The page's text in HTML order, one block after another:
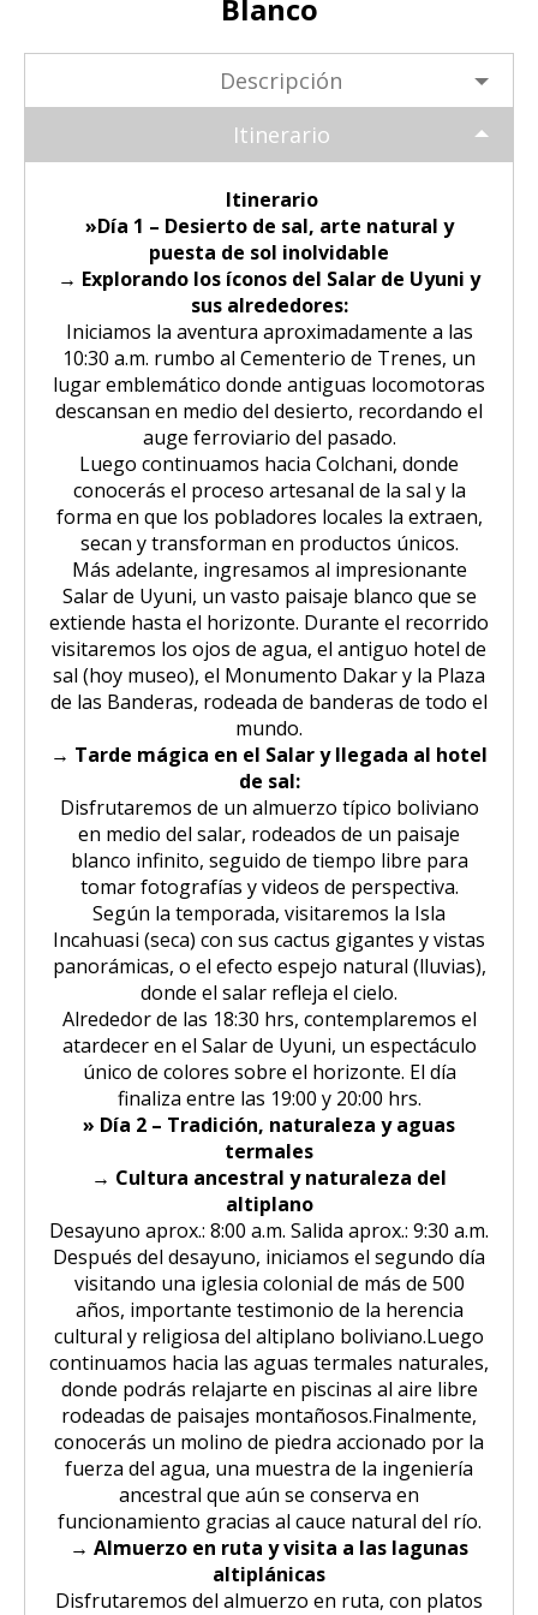
Amanecer en Cusco desde un Globo
Coloniales entre Sillar
Excursión a la Catarata de Pillones |
Naturaleza entre Rocas y Cascadas
Tour Chullpas de Sillustani desde
Tour Salar de Uyuni 2 Días / 1
La Paz | Ruta de la muerte en
Copacabana desde la Paz | Full day
Tiwanaku desde La Paz | Full day
Tour Camino Inca 1 Día / Trekking
Colores y Laguna Humantay 3 días
Tour Machu Picchu 1 Día / Desde
Cusco
Salkantay Trek 4D| Ruta Ancestral
hacia Machu Picchu
Salkantay Trek 4D| Ruta Ancestral
hacia Machu Picchu
Salkantay Trek 2D| Caminata
Montañas Glaciares y Selva Andina
PAQUETES TURÍSTICOS
Tour Perú: Lima – Arequipa – Cusco
Tour Machu Picchu 5Dias/4Noches
Tour Machu Picchu 4 Días/3Noches
Choquequirao Trek 4 dias 3 noches
BLOG
CONTACTANOS
Blanco
Descripción
Itinerario
Itinerario
»Día 1 – Desierto de sal, arte natural y
puesta de sol inolvidable
→ Explorando los íconos del Salar de Uyuni y
sus alrededores:
Iniciamos la aventura aproximadamente a las
10:30 a.m. rumbo al Cementerio de Trenes, un
lugar emblemático donde antiguas locomotoras
descansan en medio del desierto, recordando el
auge ferroviario del pasado.
Luego continuamos hacia Colchani, donde
conocerás el proceso artesanal de la sal y la
forma en que los pobladores locales la extraen,
secan y transforman en productos únicos.
Más adelante, ingresamos al impresionante
Salar de Uyuni, un vasto paisaje blanco que se
extiende hasta el horizonte. Durante el recorrido
visitaremos los ojos de agua, el antiguo hotel de
sal (hoy museo), el Monumento Dakar y la Plaza
de las Banderas, rodeada de banderas de todo el
mundo.
→ Tarde mágica en el Salar y llegada al hotel
de sal:
Disfrutaremos de un almuerzo típico boliviano
en medio del salar, rodeados de un paisaje
blanco infinito, seguido de tiempo libre para
tomar fotografías y videos de perspectiva.
Según la temporada, visitaremos la Isla
Incahuasi (seca) con sus cactus gigantes y vistas
panorámicas, o el efecto espejo natural (lluvias),
donde el salar refleja el cielo.
Alrededor de las 18:30 hrs, contemplaremos el
atardecer en el Salar de Uyuni, un espectáculo
único de colores sobre el horizonte. El día
finaliza entre las 19:00 y 20:00 hrs.
» Día 2 – Tradición, naturaleza y aguas
termales
→ Cultura ancestral y naturaleza del
altiplano
Desayuno aprox.: 8:00 a.m. Salida aprox.: 9:30 a.m.
Después del desayuno, iniciamos el segundo día
visitando una iglesia colonial de más de 500
años, importante testimonio de la herencia
cultural y religiosa del altiplano boliviano.Luego
continuamos hacia las aguas termales naturales,
donde podrás relajarte en piscinas al aire libre
rodeadas de paisajes montañosos.Finalmente,
conocerás un molino de piedra accionado por la
fuerza del agua, una muestra de la ingeniería
ancestral que aún se conserva en
funcionamiento gracias al cauce natural del río.
→ Almuerzo en ruta y visita a las lagunas
altiplánicas
Disfrutaremos del almuerzo en ruta, con platos